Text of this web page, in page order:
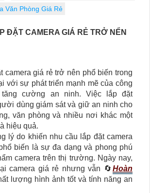
Văn Phòng Giá Rẻ
ĐẶT CAMERA GIÁ RẺ TRỞ NỂN
camera giá rẻ trở nên phổ biến trong
với sự phát triển mạnh mẽ của công
cường an ninh. Việc lắp đặt
dùng giám sát và giữ an ninh cho
văn phòng và nhiều nơi khác một
hiệu quả.
lý do khiến nhu cầu lắp đặt camera
biến là sự đa dạng và phong phú
camera trên thị trường. Ngày nay,
camera giá rẻ nhưng vẫn 🔄 Hoàn
lượng hình ảnh tốt và tính năng an